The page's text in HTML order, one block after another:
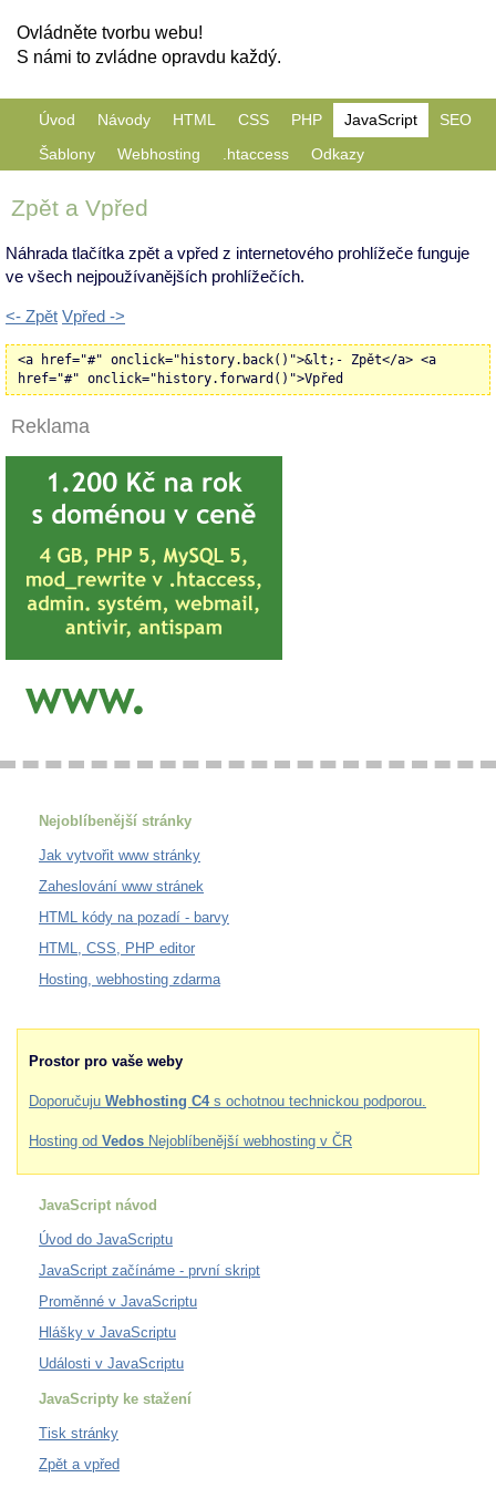
Ovládněte tvorbu webu!
S námi to zvládne opravdu každý.
Úvod Návody HTML CSS PHP JavaScript
SEO
Šablony
Webhosting .htaccess Odkazy
Zpět a Vpřed
Náhrada tlačítka zpět a vpřed z internetového prohlížeče funguje
ve všech nejpoužívanějších prohlížečích.
<- Zpět Vpřed ->
<a href="#" onclick="history.back()">&lt;- Zpět</a> <a
href="#" onclick="history.forward()">Vpřed
Reklama
Nejoblíbenější stránky
Jak vytvořit www stránky
Zaheslování www stránek
HTML kódy na pozadí - barvy
HTML, CSS, PHP editor
Hosting, webhosting zdarma
Prostor pro vaše weby
Doporučuju Webhosting C4s ochotnou technickou podporou.
Hosting od Vedos Nejoblíbenější webhosting v ČR
JavaScript návod
Úvod do JavaScriptu
JavaScript začínáme - první skript
Proměnné v JavaScriptu
Hlášky v JavaScriptu
Události v JavaScriptu
JavaScripty ke stažení
Tisk stránky
Zpět a vpřed